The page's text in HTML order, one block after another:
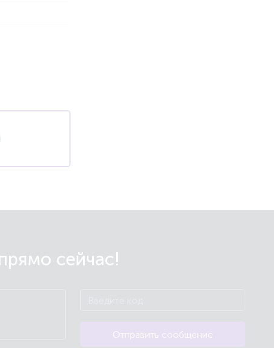
сейчас!
Отправить сообщение